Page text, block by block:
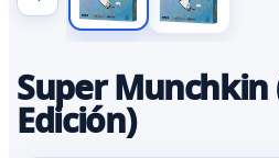
Super Munchkin
Edición)